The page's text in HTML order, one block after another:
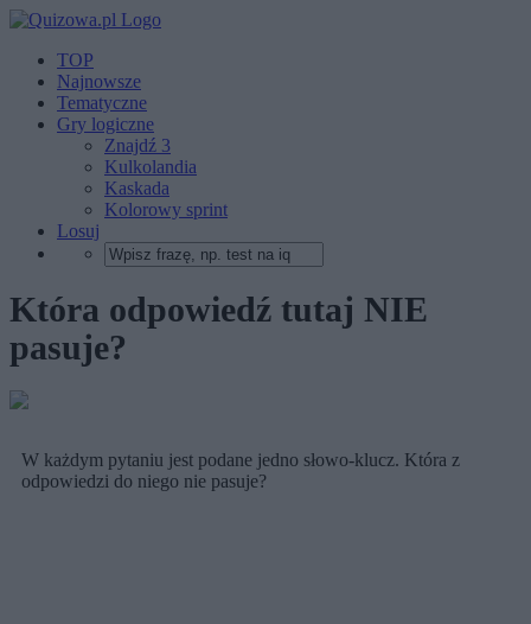
TOP
Najnowsze
Tematyczne
Gry logiczne
Znajdź 3
Kulkolandia
Kaskada
Kolorowy sprint
Losuj
Która odpowiedź tutaj NIE
pasuje?
W każdym pytaniu jest podane jedno słowo-klucz. Która z
odpowiedzi do niego nie pasuje?